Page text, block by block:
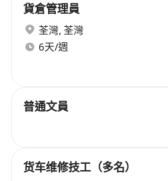
貨倉管理員
荃灣, 荃灣
6天/週
普通文員
货车维修技工（多名）